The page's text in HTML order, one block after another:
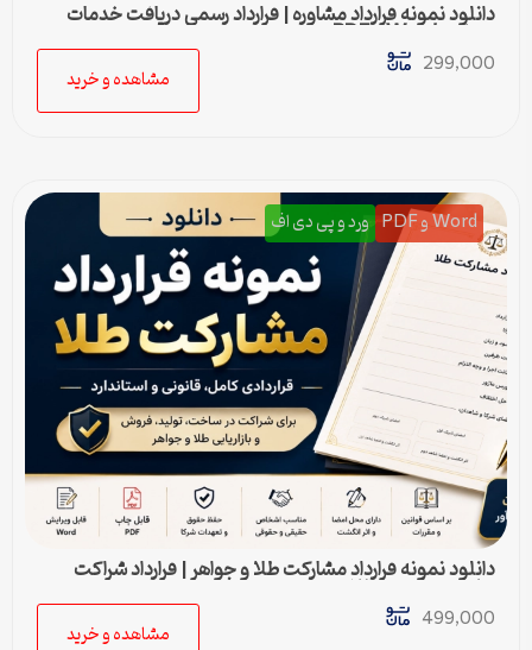
دانلود نمونه قرارداد مشاوره | قرارداد رسمی دریافت خدمات
299,000
مشاهده و خرید
Word و PDF ورد و پی دی اف
دانلود نمونه قرارداد مشارکت طلا و جواهر | قرارداد شراکت
499,000
مشاهده و خرید